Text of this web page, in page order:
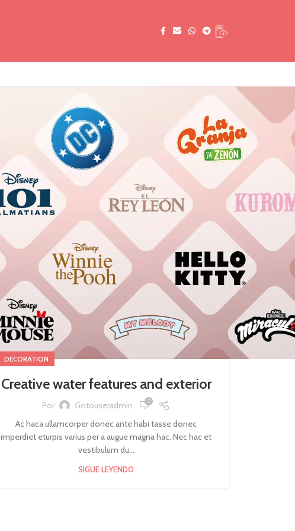
DECORATION
Creative water features and exterior
Por Gotouseradmin 0
Ac haca ullamcorper donec ante habi tasse donec
imperdiet eturpis varius per a augue magna hac. Nec hac et
vestibulum du...
SIGUE LEYENDO